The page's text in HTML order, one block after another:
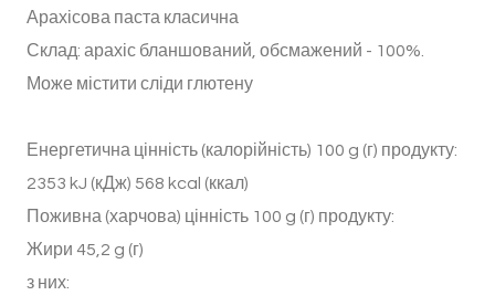
Арахісова паста класична
Склад: арахіс бланшований, обсмажений - 100%.
Може містити сліди глютену
Енергетична цінність (калорійність) 100 g (г) продукту:
2353 kJ (кДж) 568 kcal (ккал)
Поживна (харчова) цінність 100 g (г) продукту:
Жири 45,2 g (г)
з них: